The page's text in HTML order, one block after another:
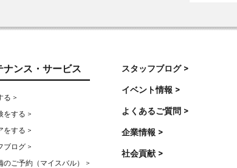
ナンス・サービス
る >
をする >
をする >
ブログ >
のご予約（マイスバル） >
スタッフブログ >
イベント情報 >
よくあるご質問 >
企業情報 >
社会貢献 >